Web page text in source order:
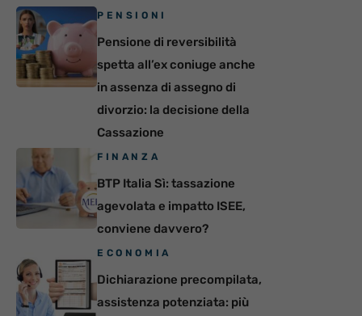
PENSIONI
Pensione di reversibilità
spetta all’ex coniuge anche
in assenza di assegno di
divorzio: la decisione della
Cassazione
FINANZA
BTP Italia Sì: tassazione
agevolata e impatto ISEE,
conviene davvero?
ECONOMIA
Dichiarazione precompilata,
assistenza potenziata: più